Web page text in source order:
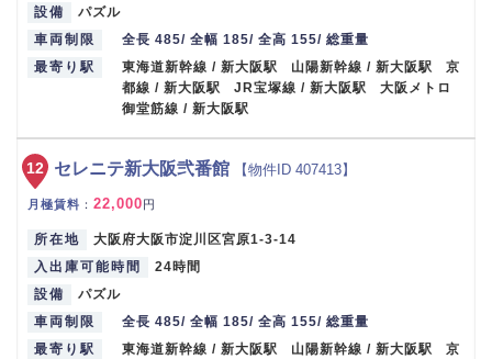
設備
パズル
車両制限
全長 485/ 全幅 185/ 全高 155/ 総重量
最寄り駅
東海道新幹線 / 新大阪駅 山陽新幹線 / 新大阪駅 京
都線 / 新大阪駅 JR宝塚線 / 新大阪駅 大阪メトロ
御堂筋線 / 新大阪駅
セレニテ新大阪弐番館 【物件ID 407413】
月極賃料 ： 22,000 円
所在地
大阪府大阪市淀川区宮原1-3-14
入出庫可能時間
24時間
設備
パズル
車両制限
全長 485/ 全幅 185/ 全高 155/ 総重量
最寄り駅
東海道新幹線 / 新大阪駅 山陽新幹線 / 新大阪駅 京
12